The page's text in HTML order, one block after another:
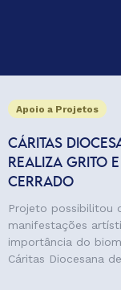
Apoio a Projetos
CÁRITAS
REALIZA GRITO
CERRADO
Projeto possibilitou
manifestações
importância do
Cáritas Diocesana